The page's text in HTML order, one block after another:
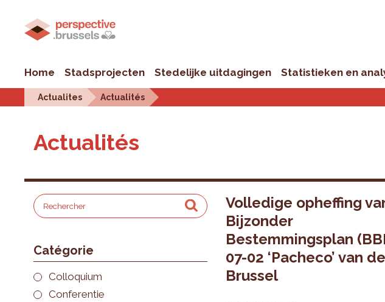
Home Stadsprojecten Stedelijke uitdagingen Statistieken en
Actualites Actualités
Actualités
Catégorie
Colloquium
Conferentie
Volledige opheffing
Bijzonder
Bestemmingsplan
07-02 ‘Pacheco’ van
Brussel